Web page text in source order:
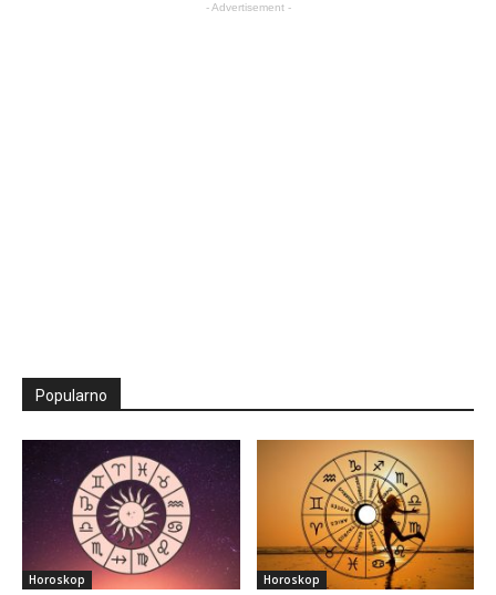
- Advertisement -
Popularno
Horoskop Horoskop